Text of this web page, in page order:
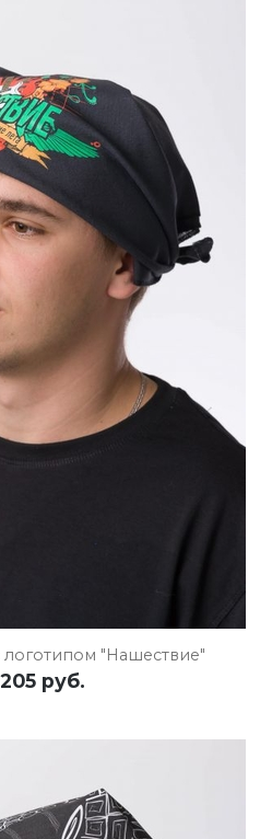
ОСТАВИТЬ ЗАЯВКУ
"Нашествие"
205 руб.